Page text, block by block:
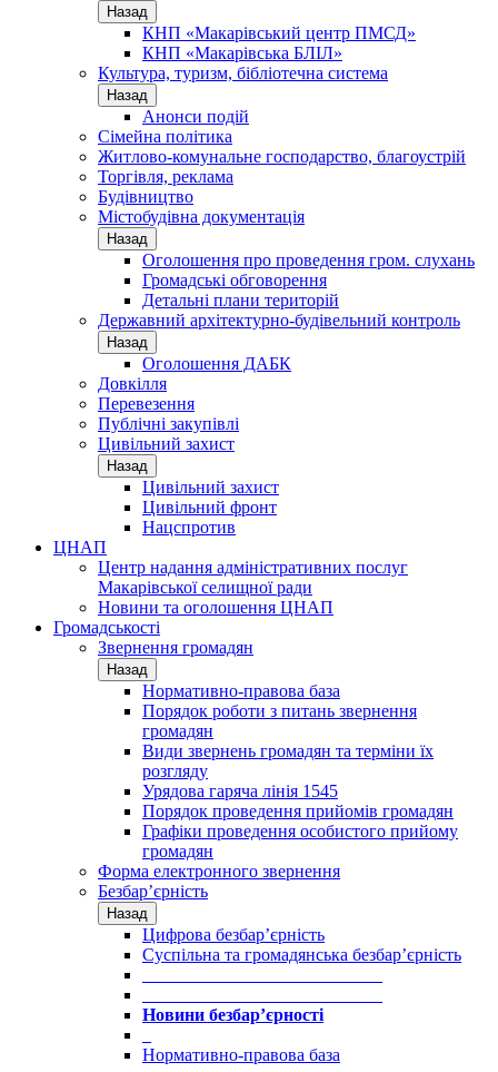
Назад
КНП «Макарівський центр ПМСД»
КНП «Макарівська БЛІЛ»
Культура, туризм, бібліотечна система
Назад
Анонси подій
Сімейна політика
Житлово-комунальне господарство, благоустрій
Торгівля, реклама
Будівництво
Містобудівна документація
Назад
Оголошення про проведення гром. слухань
Громадські обговорення
Детальні плани територій
Державний архітектурно-будівельний контроль
Назад
Оголошення ДАБК
Довкілля
Перевезення
Публічні закупівлі
Цивільний захист
Назад
Цивільний захист
Цивільний фронт
Нацспротив
ЦНАП
Центр надання адміністративних послуг
Макарівської селищної ради
Новини та оголошення ЦНАП
Громадськості
Звернення громадян
Назад
Нормативно-правова база
Порядок роботи з питань звернення
громадян
Види звернень громадян та терміни їх
розгляду
Урядова гаряча лінія 1545
Порядок проведення прийомів громадян
Графіки проведення особистого прийому
громадян
Форма електронного звернення
Безбар’єрність
Назад
Цифрова безбар’єрність
Суспільна та громадянська безбар’єрність
Новини безбар’єрності
Нормативно-правова база